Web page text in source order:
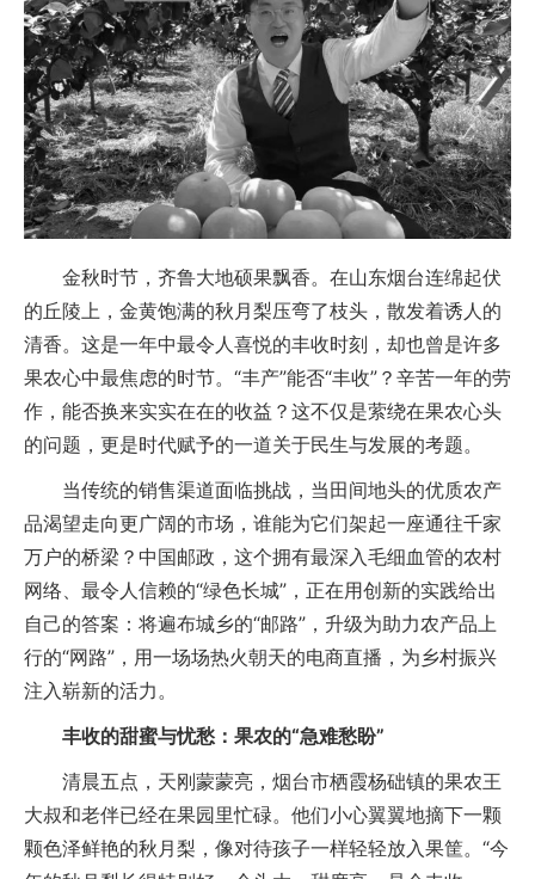
金秋时节，齐鲁大地硕果飘香。在山东烟台连绵起伏
的丘陵上，金黄饱满的秋月梨压弯了枝头，散发着诱人的
清香。这是一年中最令人喜悦的丰收时刻，却也曾是许多
果农心中最焦虑的时节。“丰产”能否“丰收”？辛苦一年的劳
作，能否换来实实在在的收益？这不仅是萦绕在果农心头
的问题，更是时代赋予的一道关于民生与发展的考题。
当传统的销售渠道面临挑战，当田间地头的优质农产
品渴望走向更广阔的市场，谁能为它们架起一座通往千家
万户的桥梁？中国邮政，这个拥有最深入毛细血管的农村
网络、最令人信赖的“绿色长城”，正在用创新的实践给出
自己的答案：将遍布城乡的“邮路”，升级为助力农产品上
行的“网路”，用一场场热火朝天的电商直播，为乡村振兴
注入崭新的活力。
丰收的甜蜜与忧愁：果农的“急难愁盼”
清晨五点，天刚蒙蒙亮，烟台市栖霞杨础镇的果农王
大叔和老伴已经在果园里忙碌。他们小心翼翼地摘下一颗
颗色泽鲜艳的秋月梨，像对待孩子一样轻轻放入果筐。“今